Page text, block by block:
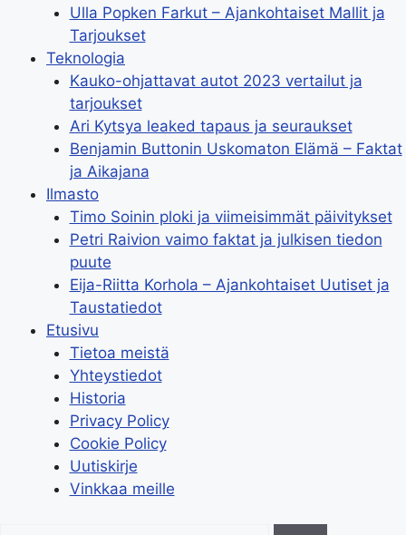
Ulla Popken Farkut – Ajankohtaiset Mallit ja
Tarjoukset
Teknologia
Kauko-ohjattavat autot 2023 vertailut ja
tarjoukset
Ari Kytsya leaked tapaus ja seuraukset
Benjamin Buttonin Uskomaton Elämä – Faktat
ja Aikajana
Ilmasto
Timo Soinin ploki ja viimeisimmät päivitykset
Petri Raivion vaimo faktat ja julkisen tiedon
puute
Eija-Riitta Korhola – Ajankohtaiset Uutiset ja
Taustatiedot
Etusivu
Tietoa meistä
Yhteystiedot
Historia
Privacy Policy
Cookie Policy
Uutiskirje
Vinkkaa meille